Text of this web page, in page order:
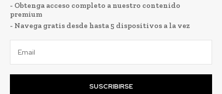
- Obtenga acceso completo a nuestro contenido
premium
- Navega gratis desde hasta 5 dispositivos a la vez
SUSCRIBIRSE